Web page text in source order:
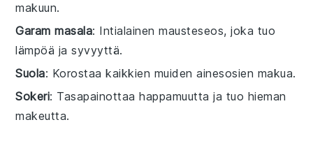
makuun.
Garam masala: Intialainen mausteseos, joka tuo
lämpöä ja syvyyttä.
Suola: Korostaa kaikkien muiden ainesosien makua.
Sokeri: Tasapainottaa happamuutta ja tuo hieman
makeutta.